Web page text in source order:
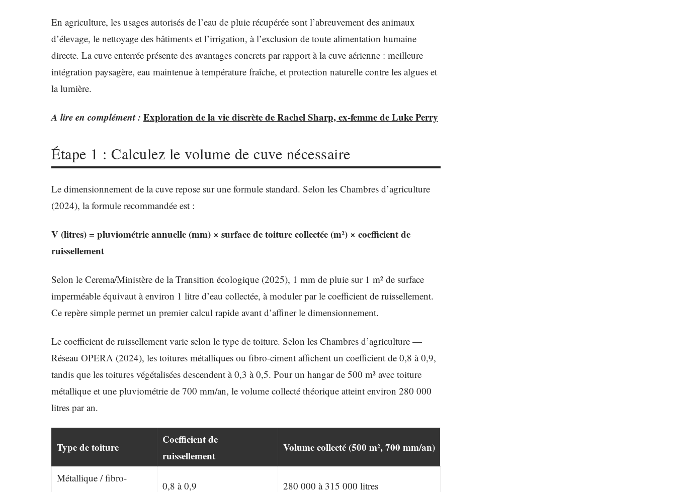
En agriculture, les usages autorisés de l’eau de pluie récupérée sont l’abreuvement des animaux
d’élevage, le nettoyage des bâtiments et l’irrigation, à l’exclusion de toute alimentation humaine
directe. La cuve enterrée présente des avantages concrets par rapport à la cuve aérienne : meilleure
intégration paysagère, eau maintenue à température fraîche, et protection naturelle contre les algues et
la lumière.
A lire en complément : Exploration de la vie discrète de Rachel Sharp, ex-femme de Luke Perry
Étape 1 : Calculez le volume de cuve nécessaire
Le dimensionnement de la cuve repose sur une formule standard. Selon les Chambres d’agriculture
(2024), la formule recommandée est :
V (litres) = pluviométrie annuelle (mm) × surface de toiture collectée (m²) × coefficient de
ruissellement
Selon le Cerema/Ministère de la Transition écologique (2025), 1 mm de pluie sur 1 m² de surface
imperméable équivaut à environ 1 litre d’eau collectée, à moduler par le coefficient de ruissellement.
Ce repère simple permet un premier calcul rapide avant d’affiner le dimensionnement.
Le coefficient de ruissellement varie selon le type de toiture. Selon les Chambres d’agriculture —
Réseau OPERA (2024), les toitures métalliques ou fibro-ciment affichent un coefficient de 0,8 à 0,9,
tandis que les toitures végétalisées descendent à 0,3 à 0,5. Pour un hangar de 500 m² avec toiture
métallique et une pluviométrie de 700 mm/an, le volume collecté théorique atteint environ 280 000
litres par an.
Type de toiture
Coefficient de
ruissellement
Volume collecté (500 m², 700 mm/an)
Métallique / fibro-
0,8 à 0,9 280 000 à 315 000 litres